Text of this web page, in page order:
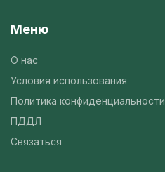
Меню
О нас
Условия использования
Политика конфиденциальности
ПДДЛ
Связаться